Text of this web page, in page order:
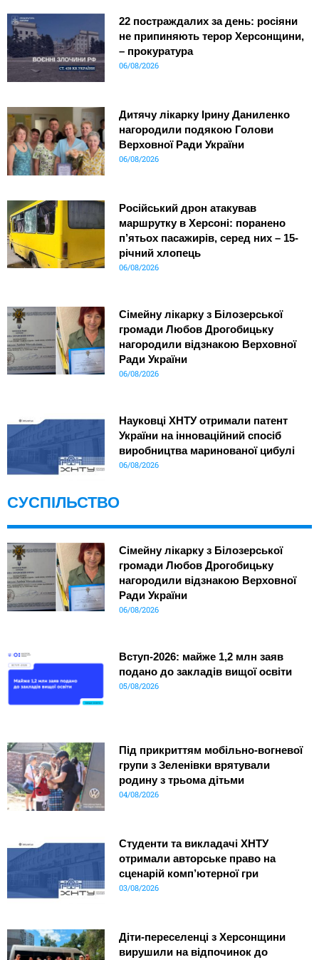
22 постраждалих за день: росіяни
не припиняють терор Херсонщини,
– прокуратура
06/08/2026
Дитячу лікарку Ірину Даниленко
нагородили подякою Голови
Верховної Ради України
06/08/2026
Російський дрон атакував
маршрутку в Херсоні: поранено
п’ятьох пасажирів, серед них – 15-
річний хлопець
06/08/2026
Сімейну лікарку з Білозерської
громади Любов Дрогобицьку
нагородили відзнакою Верховної
Ради України
06/08/2026
Науковці ХНТУ отримали патент
України на інноваційний спосіб
виробництва маринованої цибулі
06/08/2026
СУСПІЛЬСТВО
Сімейну лікарку з Білозерської
громади Любов Дрогобицьку
нагородили відзнакою Верховної
Ради України
06/08/2026
Вступ-2026: майже 1,2 млн заяв
подано до закладів вищої освіти
05/08/2026
Під прикриттям мобільно-вогневої
групи з Зеленівки врятували
родину з трьома дітьми
04/08/2026
Студенти та викладачі ХНТУ
отримали авторське право на
сценарій комп’ютерної гри
03/08/2026
Діти-переселенці з Херсонщини
вирушили на відпочинок до